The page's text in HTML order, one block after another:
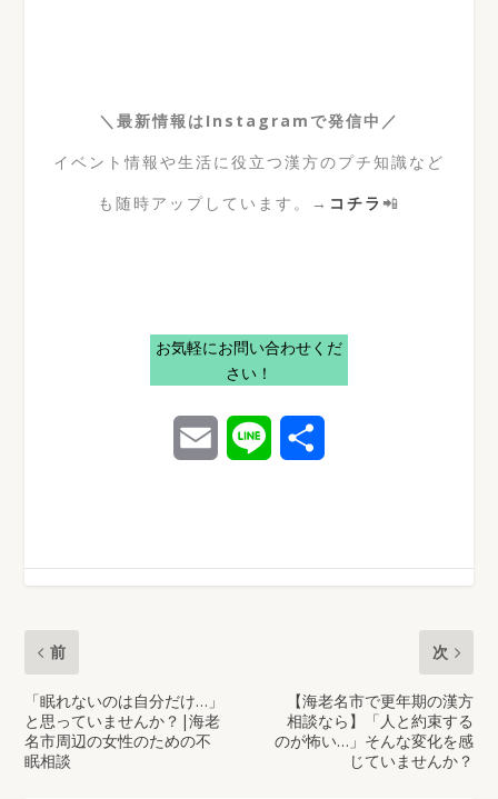
＼最新情報はInstagramで発信中／
イベント情報や生活に役立つ漢方のプチ知識など
も随時アップしています。→ コチラ 📲
お気軽にお問い合わせくだ
さい！
i
e
前
「眠れないのは自分だけ…」
と思っていませんか？|海老
名市周辺の女性のための不
眠相談
次
【海老名市で更年期の漢方
相談なら】「人と約束する
のが怖い…」そんな変化を感
じていませんか？